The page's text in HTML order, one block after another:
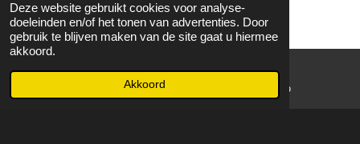
Deze website gebruikt cookies voor analyse-
doeleinden en/of het tonen van advertenties. Door
gebruik te blijven maken van de site gaat u hiermee
akkoord.
Akkoord WhatsApp